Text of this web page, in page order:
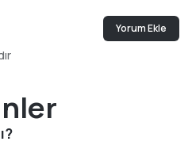
Yorum Ekle